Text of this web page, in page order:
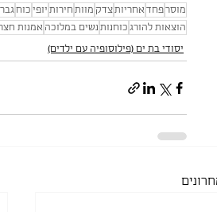
מוסרפחדאחריותצדק מוות חירות יופי כוח
הוצאות להורג כוחנות נשים במלוכה אמנות
יסודי בת ים (פילוסופיה עם ילדים)